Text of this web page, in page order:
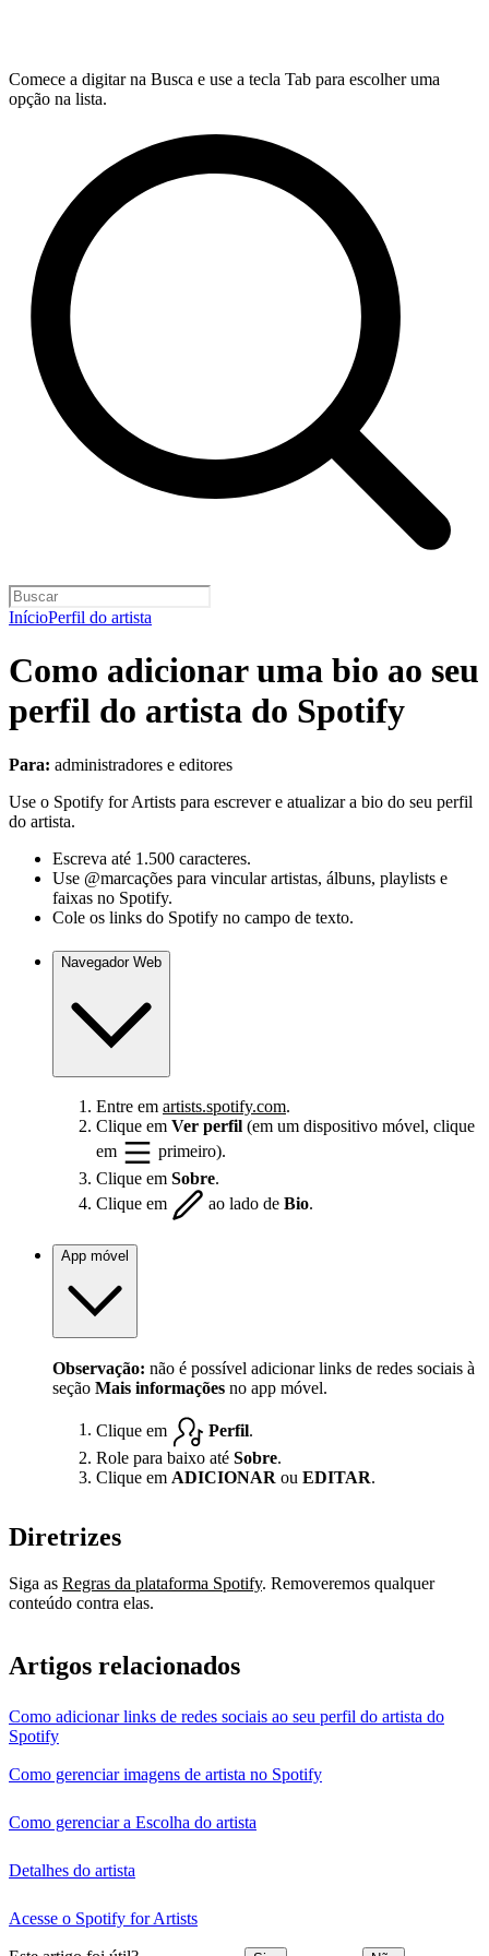
Comece a digitar na Busca e use a tecla Tab para escolher uma
opção na lista.
InícioPerfil do artista
Como adicionar uma bio ao seu
perfil do artista do Spotify
Para: administradores e editores
Use o Spotify for Artists para escrever e atualizar a bio do seu perfil
do artista.
Escreva até 1.500 caracteres.
Use @marcações para vincular artistas, álbuns, playlists e
faixas no Spotify.
Cole os links do Spotify no campo de texto.
Navegador Web
Entre em artists.spotify.com.
Clique em Ver perfil (em um dispositivo móvel, clique
em
primeiro).
Clique em Sobre.
Clique em
ao lado de Bio.
App móvel
Observação: não é possível adicionar links de redes sociais à
seção Mais informações no app móvel.
Clique em Perfil.
Role para baixo até Sobre.
Clique em ADICIONAR ou EDITAR.
Diretrizes
Siga as Regras da plataforma Spotify. Removeremos qualquer
conteúdo contra elas.
Artigos relacionados
Como adicionar links de redes sociais ao seu perfil do artista do
Spotify
Como gerenciar imagens de artista no Spotify
Como gerenciar a Escolha do artista
Detalhes do artista
Acesse o Spotify for Artists